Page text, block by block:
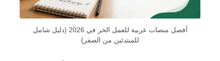
أفضل منصات عربية للعمل الحر في 2026 (دليل شامل
للمبتدئين من الصفر)